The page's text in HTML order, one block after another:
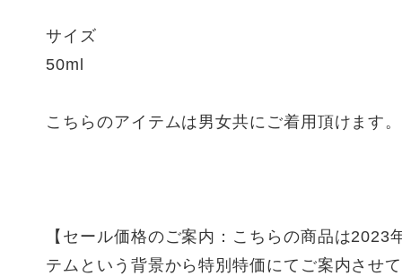
サイズ
50ml
こちらのアイテムは男女共にご着用頂けます。
【セール価格のご案内：こちらの商品は2023
テムという背景から特別特価にてご案内させ